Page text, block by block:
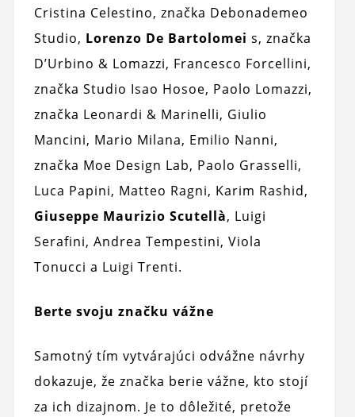
Cristina Celestino, značka Debonademeo
Studio, Lorenzo De Bartolomei s, značka
D’Urbino & Lomazzi, Francesco Forcellini,
značka Studio Isao Hosoe, Paolo Lomazzi,
značka Leonardi & Marinelli, Giulio
Mancini, Mario Milana, Emilio Nanni,
značka Moe Design Lab, Paolo Grasselli,
Luca Papini, Matteo Ragni, Karim Rashid,
Giuseppe Maurizio Scutellà, Luigi
Serafini, Andrea Tempestini, Viola
Tonucci a Luigi Trenti.
Berte svoju značku vážne
Samotný tím vytvárajúci odvážne návrhy
dokazuje, že značka berie vážne, kto stojí
za ich dizajnom. Je to dôležité, pretože